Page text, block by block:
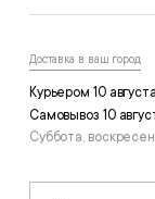
Доставка в ваш город
Курьером 10
Самовывоз 10
Суббота,